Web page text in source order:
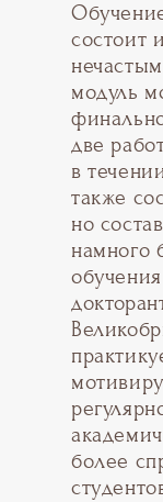
состоит
модуль
две
в
также
но
намного
более